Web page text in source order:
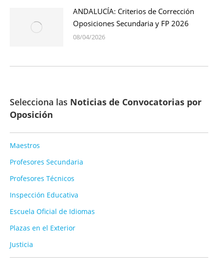
ANDALUCÍA: Criterios de Corrección
Oposiciones Secundaria y FP 2026
08/04/2026
Selecciona las Noticias de Convocatorias por
Oposición
Maestros
Profesores Secundaria
Profesores Técnicos
Inspección Educativa
Escuela Oficial de Idiomas
Plazas en el Exterior
Justicia